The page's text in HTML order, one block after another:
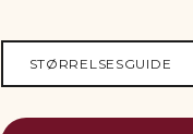
STØRRELSESGUIDE